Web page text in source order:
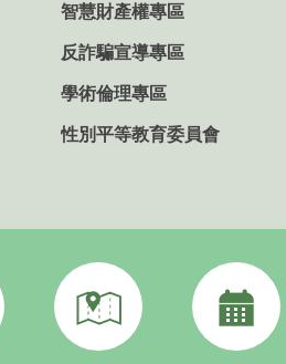
智慧財產權專區
反詐騙宣導專區
學術倫理專區
性別平等教育委員會